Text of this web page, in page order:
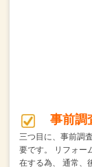
事前調
三つ目に、事前調査
要です。
リフォー
在する為、
通常、